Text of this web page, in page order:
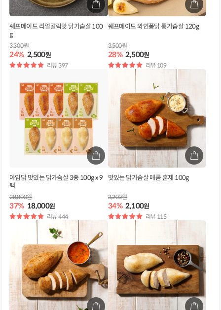
쉐프메이드 리얼갈릭맛 닭가슴살 100
g
24% 2,500원
3,300원
별
리뷰 397
쉐프메이드 와인퐁닭 통가슴살 120g
28% 2,500원
3,500원
별
리뷰 109
아임닭 맛있는 닭가슴살 3종 100g x 9
팩
37% 18,000원
28,800원
별
리뷰 444
맛있는 닭가슴살 매콤 훈제 100g
34% 2,100원
3,200원
별
리뷰 115